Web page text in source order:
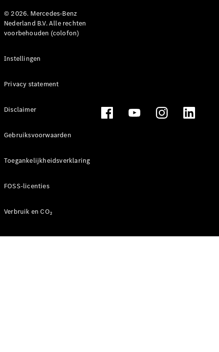
© 2026. Mercedes-Benz
Nederland B.V. Alle rechten
voorbehouden (colofon)
Instellingen
Privacy statement
Disclaimer
Gebruiksvoorwaarden
Toegankelijkheidsverklaring
FOSS-licenties
Verbruik en CO₂